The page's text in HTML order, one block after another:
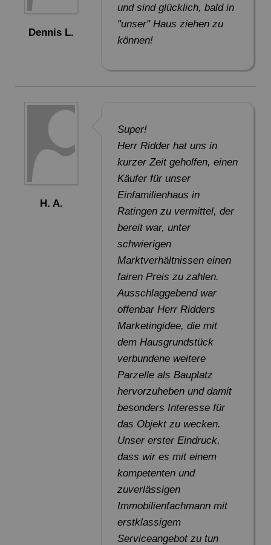
Dennis L.
und sind glücklich, bald in
"unser" Haus ziehen zu
können!
H. A.
Super!
Herr Ridder hat uns in
kurzer Zeit geholfen, einen
Käufer für unser
Einfamilienhaus in
Ratingen zu vermittel, der
bereit war, unter
schwierigen
Marktverhältnissen einen
fairen Preis zu zahlen.
Ausschlaggebend war
offenbar Herr Ridders
Marketingidee, die mit
dem Hausgrundstück
verbundene weitere
Parzelle als Bauplatz
hervorzuheben und damit
besonders Interesse für
das Objekt zu wecken.
Unser erster Eindruck,
dass wir es mit einem
kompetenten und
zuverlässigen
Immobilienfachmann mit
erstklassigem
Serviceangebot zu tun